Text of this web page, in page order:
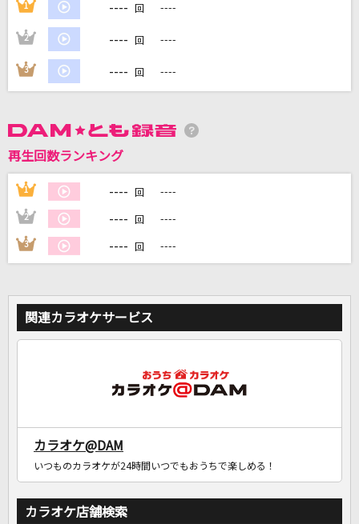
DAMの新曲・ランキングなど
カラオケをもっと楽しもう！
自宅でカラオケ歌い放題！
家族や友達と一緒に！練習にも！
1 ---- 回 ----
2 ---- 回 ----
3 ---- 回 ----
再生回数ランキング
1 ---- 回 ----
2 ---- 回 ----
3 ---- 回 ----
関連カラオケサービス
カラオケ@DAM
いつものカラオケが24時間いつでもおうちで楽しめる！
カラオケ店舗検索